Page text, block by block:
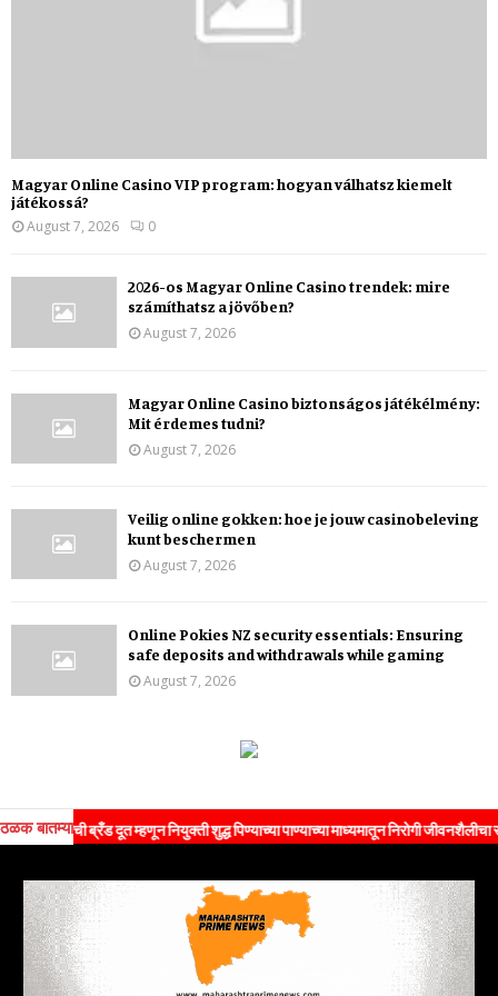
Magyar Online Casino VIP program: hogyan válhatsz kiemelt
játékossá?
August 7, 2026
0
2026-os Magyar Online Casino trendek: mire
számíthatsz a jövőben?
August 7, 2026
Magyar Online Casino biztonságos játékélmény:
Mit érdemes tudni?
August 7, 2026
Veilig online gokken: hoe je jouw casinobeleving
kunt beschermen
August 7, 2026
Online Pokies NZ security essentials: Ensuring
safe deposits and withdrawals while gaming
August 7, 2026
ठळक बातम्या
ब्रँड दूत म्हणून नियुक्ती शुद्ध पिण्याच्या पाण्याच्या माध्यमातून निरोगी जीवनशैलीचा संदेश